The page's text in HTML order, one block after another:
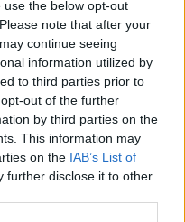
the below opt-out
note that after your
continue seeing
information utilized by
to third parties prior to
out of the further
by third parties on the
This information may
on the IAB’s List of
further disclose it to other
na výstavu, která začíná
na Ještědu i hradu
ze zahraničí
na Liberecku s
Nového pralesa
Ještědu. Dvě desítky
přátel přírody,